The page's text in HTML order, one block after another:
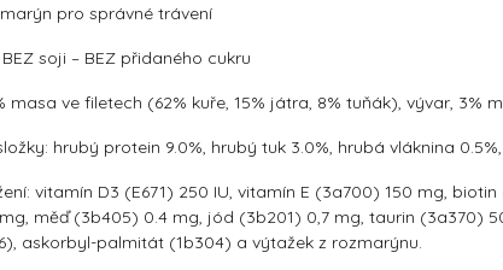
pro správné trávení
BEZ soji – BEZ přidaného cukru
masa ve filetech (62% kuře, 15% játra, 8% tuňák), vývar, 3%
hrubý protein 9.0%, hrubý tuk 3.0%, hrubá vláknina
vitamín D3 (E671) 250 IU, vitamín E (3a700) 150 mg,
měď (3b405) 0.4 mg, jód (3b201) 0,7 mg, taurin
askorbyl-palmitát (1b304) a výtažek z rozmarýnu.